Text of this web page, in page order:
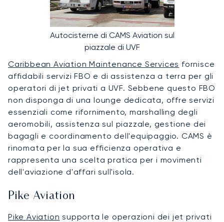
Autocisterne di CAMS Aviation sul
piazzale di UVF
Caribbean Aviation Maintenance Services fornisce
affidabili servizi FBO e di assistenza a terra per gli
operatori di jet privati a UVF. Sebbene questo FBO
non disponga di una lounge dedicata, offre servizi
essenziali come rifornimento, marshalling degli
aeromobili, assistenza sul piazzale, gestione dei
bagagli e coordinamento dell'equipaggio. CAMS è
rinomata per la sua efficienza operativa e
rappresenta una scelta pratica per i movimenti
dell'aviazione d'affari sull'isola.
Pike Aviation
Pike Aviation supporta le operazioni dei jet privati